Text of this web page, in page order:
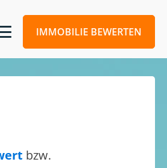
IMMOBILIE BEWERTEN
bzw.